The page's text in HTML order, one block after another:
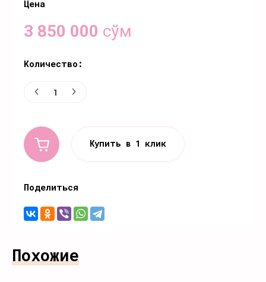
Цена
3 850 000 сўм
Количество:
Купить в 1 клик
Поделиться
Похожие